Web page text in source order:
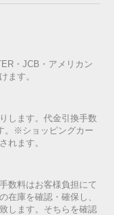
・JCB・アメリカン
ます。
します。代金引換手数
。※ショッピングカー
れます。
数料はお客様負担にて
在庫を確認・確保し、
します。そちらを確認